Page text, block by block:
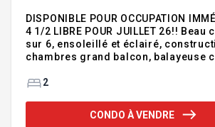
DISPONIBLE POUR OCCUPATION
4 1/2 LIBRE POUR JUILLET 26!! Beau condo 5e étage
sur 6, ensoleillé et éclairé,
chambres grand balcon, balayeuse
incluant ascenseur, piscine
près de tout les services et autoroutes. À 600
de la gare avec accès sans stress à
2
CONDO À VENDRE